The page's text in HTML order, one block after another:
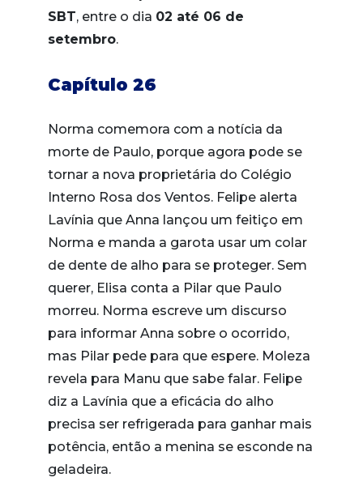
SBT, entre o dia 02 até 06 de
setembro.
Capítulo 26
Norma comemora com a notícia da
morte de Paulo, porque agora pode se
tornar a nova proprietária do Colégio
Interno Rosa dos Ventos. Felipe alerta
Lavínia que Anna lançou um feitiço em
Norma e manda a garota usar um colar
de dente de alho para se proteger. Sem
querer, Elisa conta a Pilar que Paulo
morreu. Norma escreve um discurso
para informar Anna sobre o ocorrido,
mas Pilar pede para que espere. Moleza
revela para Manu que sabe falar. Felipe
diz a Lavínia que a eficácia do alho
precisa ser refrigerada para ganhar mais
potência, então a menina se esconde na
geladeira.